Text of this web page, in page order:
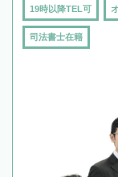
19時以降TEL可
司法書士在籍